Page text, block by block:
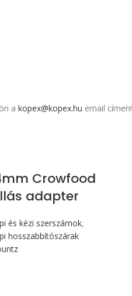
a kopex@kopex.hu email címen!
Crowfood
adapter
és kézi szerszámok,
hosszabbítószárak